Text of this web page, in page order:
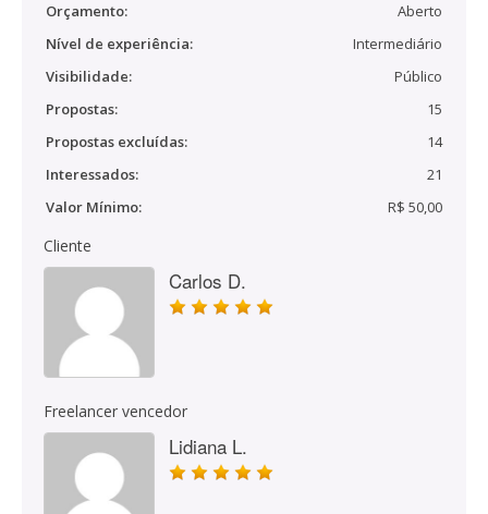
Orçamento:
Aberto
Nível de experiência:
Intermediário
Visibilidade:
Público
Propostas:
15
Propostas excluídas:
14
Interessados:
21
Valor Mínimo:
R$ 50,00
Cliente
Carlos D.
Freelancer vencedor
Lidiana L.